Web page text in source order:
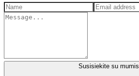
Susisiekite su mumis